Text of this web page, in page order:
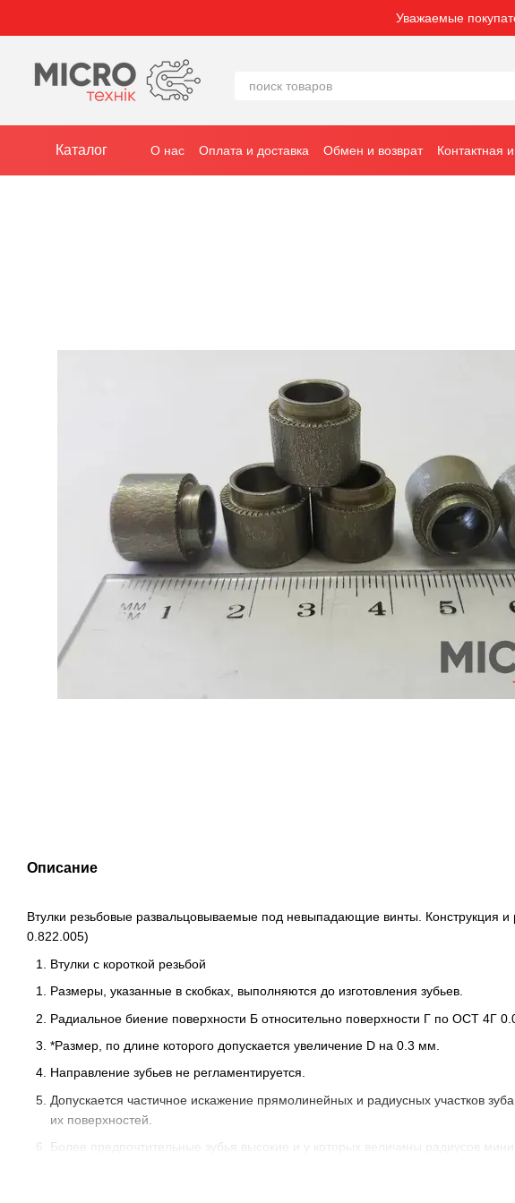
Уважаемые
Каталог О нас Оплата и доставка Обмен и возврат Контактная
Описание
Втулки резьбовые развальцовываемые под невыпадающие винты. Конструкция
0.822.005)
Втулки с короткой резьбой
Размеры, указанные в скобках, выполняются до изготовления зубьев.
Радиальное биение поверхности Б относительно поверхности Г по ОСТ 4Г
*Размер, по длине которого допускается увеличение D на 0.3 мм.
Направление зубьев не регламентируется.
Допускается частичное искажение прямолинейных и радиусных участков
их поверхностей.
Более предпочтительные зубья высокие и у которых величины радиусов